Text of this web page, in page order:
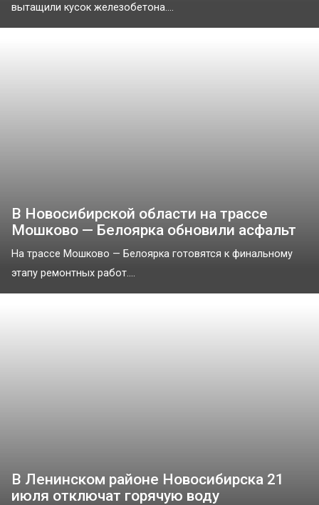
вытащили кусок железобетона....
В Новосибирской области на трассе
Мошково — Белоярка обновили асфальт
На трассе Мошково — Белоярка готовятся к финальному
этапу ремонтных работ....
В Ленинском районе Новосибирска 21
июля отключат горячую воду